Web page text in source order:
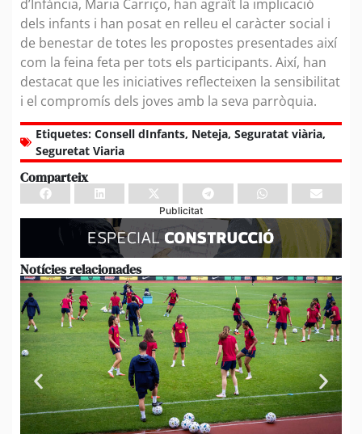
d’Infància, Maria Carriço, han agraït la implicació
dels infants i han posat en relleu el caràcter social i
de benestar de totes les propostes presentades així
com la feina feta per tots els participants. Així, han
destacat que les iniciatives reflecteixen la sensibilitat
i el compromís dels joves amb la seva parròquia.
Etiquetes: Consell dInfants, Neteja, Seguratat viària,
Seguretat Viaria
Comparteix
Publicitat
Notícies relacionades